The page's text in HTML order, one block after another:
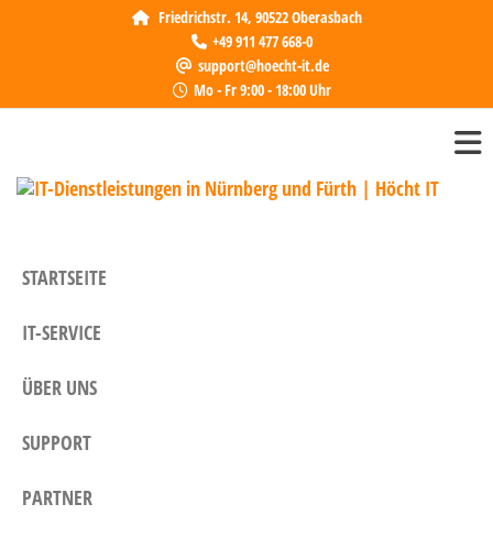
Friedrichstr. 14, 90522 Oberasbach
+49 911 477 668-0
support@hoecht-it.de
Mo - Fr 9:00 - 18:00 Uhr
STARTSEITE
IT-SERVICE
ÜBER UNS
SUPPORT
PARTNER